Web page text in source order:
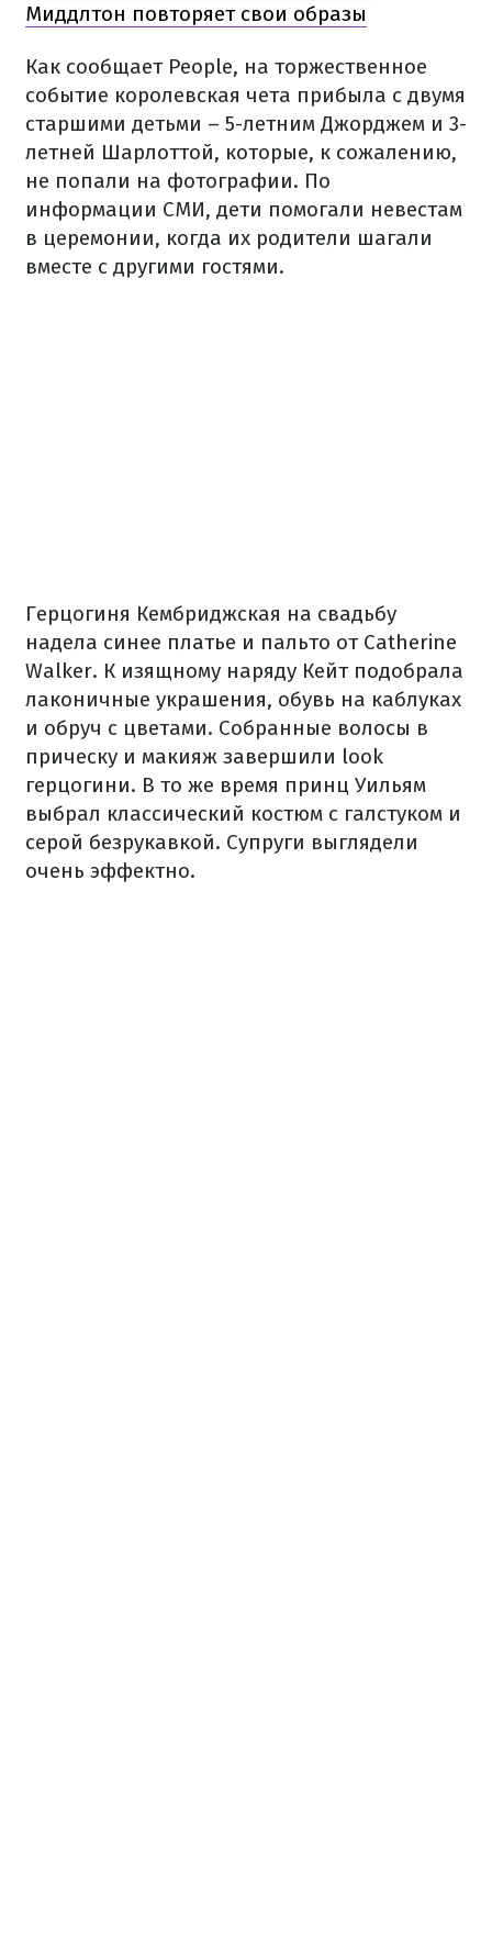
Миддлтон повторяет свои образы
Как сообщает People, на торжественное
событие королевская чета прибыла с двумя
старшими детьми – 5-летним Джорджем и 3-
летней Шарлоттой, которые, к сожалению,
не попали на фотографии. По
информации СМИ, дети помогали невестам
в церемонии, когда их родители шагали
вместе с другими гостями.
Герцогиня Кембриджская на свадьбу
надела синее платье и пальто от Catherine
Walker. К изящному наряду Кейт подобрала
лаконичные украшения, обувь на каблуках
и обруч с цветами. Собранные волосы в
прическу и макияж завершили look
герцогини. В то же время принц Уильям
выбрал классический костюм с галстуком и
серой безрукавкой. Супруги выглядели
очень эффектно.